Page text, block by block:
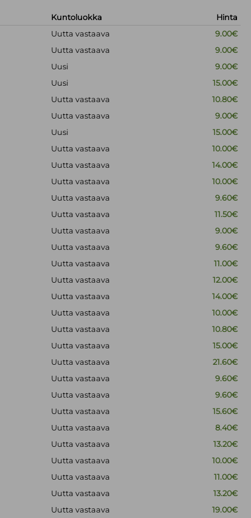
Kuntoluokka
Hinta
Uutta vastaava
9.00€
Uutta vastaava
9.00€
Uusi
9.00€
Uusi
15.00€
Uutta vastaava
10.80€
Uutta vastaava
9.00€
Uusi
15.00€
Uutta vastaava
10.00€
Uutta vastaava
14.00€
Uutta vastaava
10.00€
Uutta vastaava
9.60€
Uutta vastaava
11.50€
Uutta vastaava
9.00€
Uutta vastaava
9.60€
Uutta vastaava
11.00€
Uutta vastaava
12.00€
Uutta vastaava
14.00€
Uutta vastaava
10.00€
Uutta vastaava
10.80€
Uutta vastaava
15.00€
Uutta vastaava
21.60€
Uutta vastaava
9.60€
Uutta vastaava
9.60€
Uutta vastaava
15.60€
Uutta vastaava
8.40€
Uutta vastaava
13.20€
Uutta vastaava
10.00€
Uutta vastaava
11.00€
Uutta vastaava
13.20€
Uutta vastaava
19.00€